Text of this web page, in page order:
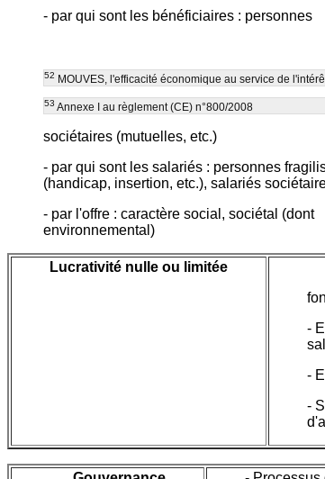
- par qui sont les bénéficiaires : personnes
52 MOUVES, l'efficacité économique au service de
53 Annexe I au règlement (CE) n°800/2008
sociétaires (mutuelles, etc.)
- par qui sont les salariés : personnes
(handicap, insertion, etc.), salariés
- par l'offre : caractère social, sociétal (dont
environnemental)
Lucrativité nulle ou limitée
-
-
-